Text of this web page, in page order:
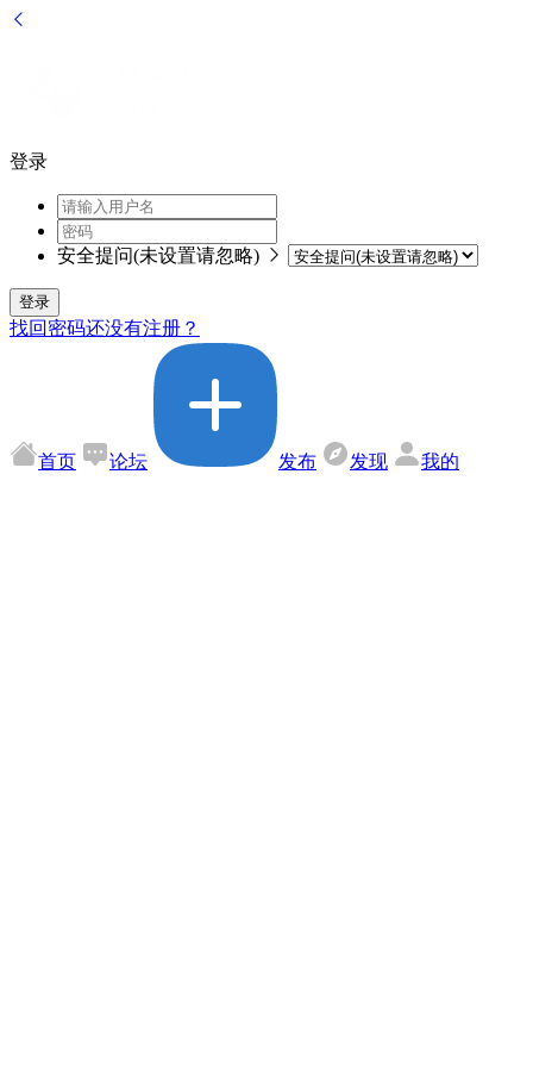
登录
安全提问(未设置请忽略)
登录
找回密码还没有注册？
首页 论坛 发布 发现 我的